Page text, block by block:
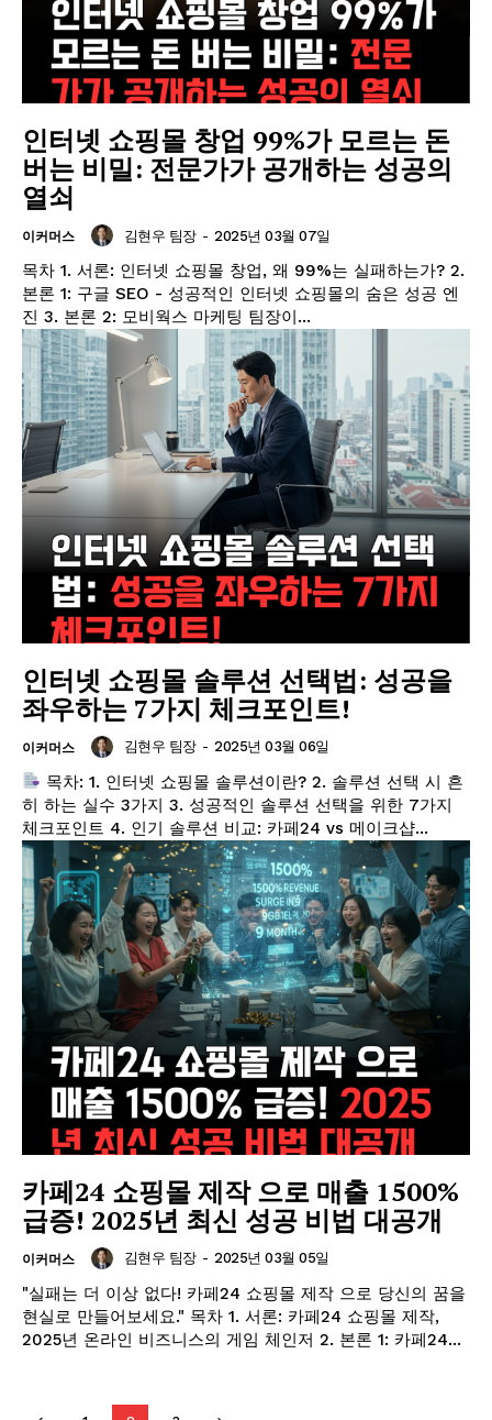
GB leader
인터넷 쇼핑몰 창업 99%가 모르는 돈
버는 비밀: 전문가가 공개하는 성공의
열쇠
이커머스 김현우 팀장 - 2025년 03월 07일
목차 1. 서론: 인터넷 쇼핑몰 창업, 왜 99%는 실패하는가? 2.
본론 1: 구글 SEO - 성공적인 인터넷 쇼핑몰의 숨은 성공 엔
진 3. 본론 2: 모비웍스 마케팅 팀장이...
인터넷 쇼핑몰 솔루션 선택법: 성공을
좌우하는 7가지 체크포인트!
이커머스 김현우 팀장 - 2025년 03월 06일
목차: 1. 인터넷 쇼핑몰 솔루션이란? 2. 솔루션 선택 시 흔
히 하는 실수 3가지 3. 성공적인 솔루션 선택을 위한 7가지
체크포인트 4. 인기 솔루션 비교: 카페24 vs 메이크샵...
카페24 쇼핑몰 제작 으로 매출 1500%
급증! 2025년 최신 성공 비법 대공개
이커머스 김현우 팀장 - 2025년 03월 05일
"실패는 더 이상 없다! 카페24 쇼핑몰 제작 으로 당신의 꿈을
현실로 만들어보세요." 목차 1. 서론: 카페24 쇼핑몰 제작,
2025년 온라인 비즈니스의 게임 체인저 2. 본론 1: 카페24...